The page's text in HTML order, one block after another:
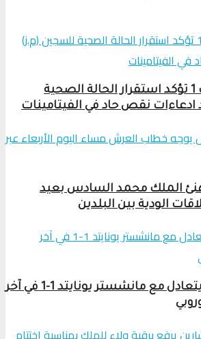
إدارة سجن العرجات 1 تؤكد استقرار الحالة الصحية
نقص حاد في الفيتامينات
الملك محمد السادس بعيد
الودية بين البلدين
باريس سان جرمان يتعادل مع مانشستر يونايتد 1-1 في آخر